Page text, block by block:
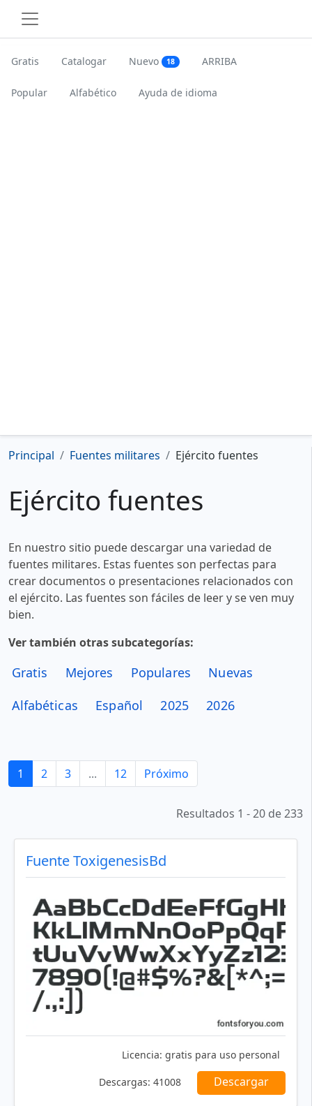
Gratis Catalogar Nuevo 18 ARRIBA
Popular Alfabético Ayuda de idioma
Principal Fuentes militares Ejército fuentes
Ejército fuentes
En nuestro sitio puede descargar una variedad de
fuentes militares. Estas fuentes son perfectas para
crear documentos o presentaciones relacionados con
el ejército. Las fuentes son fáciles de leer y se ven muy
bien.
Ver también otras subcategorías:
Gratis Mejores Populares
Nuevas
Alfabéticas
Español 2025 2026
1 2 3 ... 12 Próximo
Resultados 1 - 20 de 233
Fuente ToxigenesisBd
Licencia: gratis para uso personal
Descargas: 41008 Descargar